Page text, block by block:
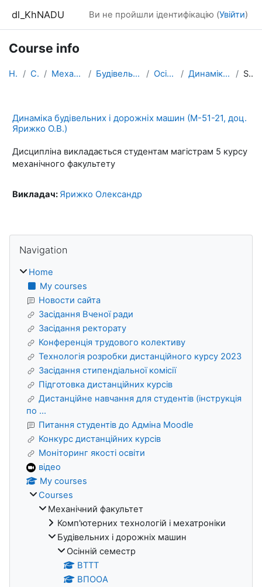
dl_KhNADU Ви не пройшли ідентифікацію (Увійти)
Course info
Home Courses Механічний факультет Будівельних і дорожніх машин Осінній семестр Динаміка БДМ (Ярижко О.В.) Summary
Динаміка будівельних і дорожніх машин (М-51-21, доц.
Ярижко О.В.)
Дисципліна викладається студентам магістрам 5 курсу
механічного факультету
Викладач: Ярижко Олександр
Blocks
Navigation
Home
My courses
Новости сайта
Засідання Вченої ради
Засідання ректорату
Конференція трудового колективу
Технологія розробки дистанційного курсу 2023
Засідання стипендіальної комісії
Підготовка дистанційних курсів
Дистанційне навчання для студентів (інструкція
по ...
Питання студентів до Адміна Moodle
Конкурс дистанційних курсів
Моніторинг якості освіти
відео
My courses
Courses
Механічний факультет
Комп'ютерних технологій і мехатроніки
Будівельних і дорожніх машин
Осінній семестр
ВТТТ
ВПООА